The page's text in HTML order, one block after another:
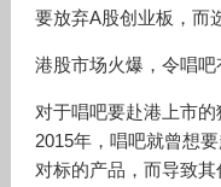
要放弃A股创业板，而
港股市场火爆，令唱吧
对于唱吧要赴港上市
2015年，唱吧就曾想
对标的产品，而导致